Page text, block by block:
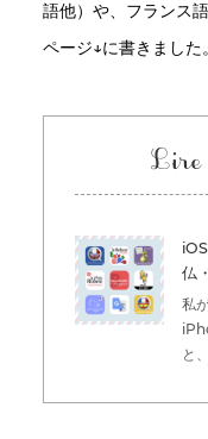
語他）や、フランス
ページ↓に書きました。
Lire
仏
私
と